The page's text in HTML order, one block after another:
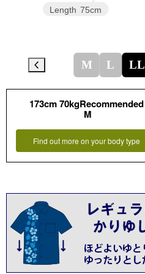
Length 75cm
M L LL
173cm 70kgRecommended
M
Find out more on your body type